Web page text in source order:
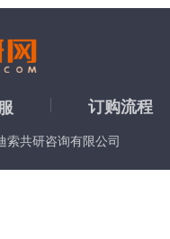
订购流程
共研咨询有限公司